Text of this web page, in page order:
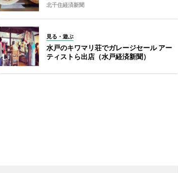
北千住経済新聞
見る・遊ぶ
水戸のキワマリ荘でガレージセール アー
ティストら出店（水戸経済新聞）